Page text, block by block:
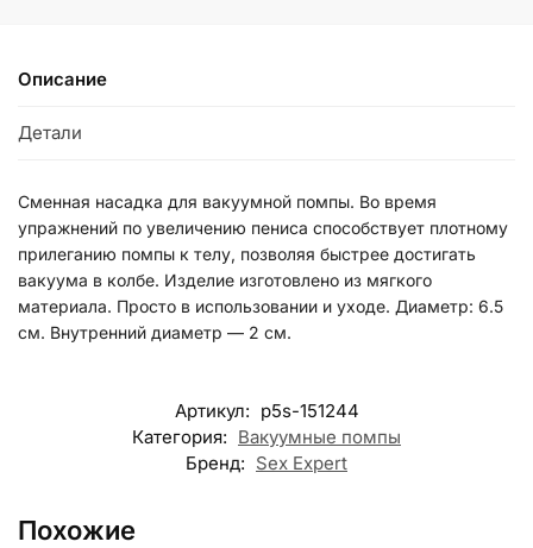
Описание
Детали
Сменная насадка для вакуумной помпы. Во время
упражнений по увеличению пениса способствует плотному
прилеганию помпы к телу, позволяя быстрее достигать
вакуума в колбе. Изделие изготовлено из мягкого
материала. Просто в использовании и уходе. Диаметр: 6.5
см. Внутренний диаметр — 2 см.
Артикул: p5s-151244
Категория: Вакуумные помпы
Бренд: Sex Expert
Похожие